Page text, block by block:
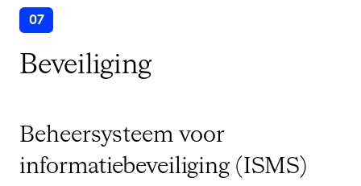
07
Beveiliging
Beheersysteem voor
informatiebeveiliging (ISMS)